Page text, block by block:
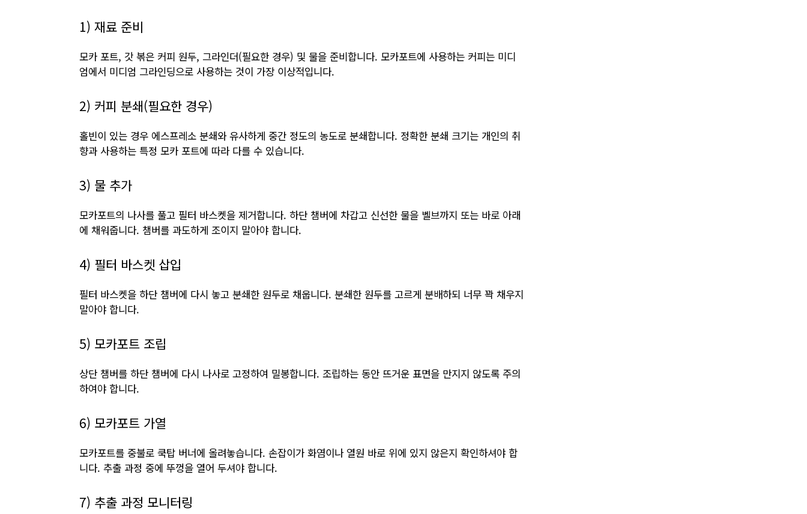
1) 재료 준비
모카 포트, 갓 볶은 커피 원두, 그라인더(필요한 경우) 및 물을 준비합니다. 모카포트에 사용하는 커피는 미디
엄에서 미디엄 그라인딩으로 사용하는 것이 가장 이상적입니다.
2) 커피 분쇄(필요한 경우)
홀빈이 있는 경우 에스프레소 분쇄와 유사하게 중간 정도의 농도로 분쇄합니다. 정확한 분쇄 크기는 개인의 취
향과 사용하는 특정 모카 포트에 따라 다를 수 있습니다.
3) 물 추가
모카포트의 나사를 풀고 필터 바스켓을 제거합니다. 하단 챔버에 차갑고 신선한 물을 벨브까지 또는 바로 아래
에 채워줍니다. 챔버를 과도하게 조이지 말아야 합니다.
4) 필터 바스켓 삽입
필터 바스켓을 하단 챔버에 다시 놓고 분쇄한 원두로 채웁니다. 분쇄한 원두를 고르게 분배하되 너무 꽉 채우지
말아야 합니다.
5) 모카포트 조립
상단 챔버를 하단 챔버에 다시 나사로 고정하여 밀봉합니다. 조립하는 동안 뜨거운 표면을 만지지 않도록 주의
하여야 합니다.
6) 모카포트 가열
모카포트를 중불로 쿡탑 버너에 올려놓습니다. 손잡이가 화염이나 열원 바로 위에 있지 않은지 확인하셔야 합
니다. 추출 과정 중에 뚜껑을 열어 두셔야 합니다.
7) 추출 과정 모니터링